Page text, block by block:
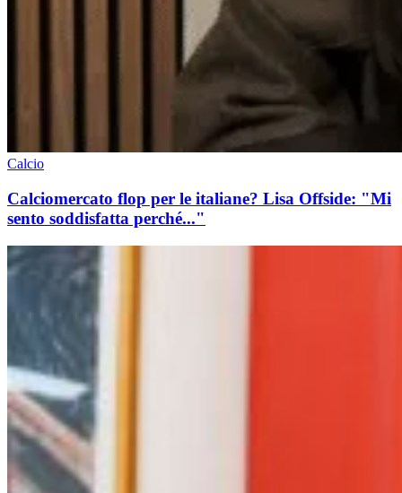
Calcio
Calciomercato flop per le italiane? Lisa Offside: "Mi
sento soddisfatta perché..."